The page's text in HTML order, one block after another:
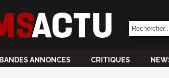
BANDES ANNONCES CRITIQUES